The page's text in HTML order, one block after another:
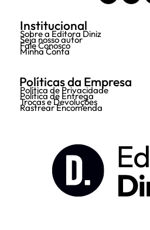
Institucional
Sobre a Editora Diniz
Seja nosso autor
Fale Conosco
Minha Conta
Políticas da Empresa
Política de Privacidade
Política de Entrega
Trocas e Devoluções
Rastrear Encomenda